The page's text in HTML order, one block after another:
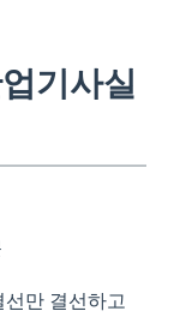
기사실
선만 결선하고